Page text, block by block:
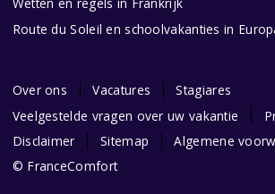
Route du Soleil en schoolvakanties in
Over ons Vacatures
Stagiares
Veelgestelde vragen over uw vakantie
Disclaimer
Sitemap
Algemene
© FranceComfort